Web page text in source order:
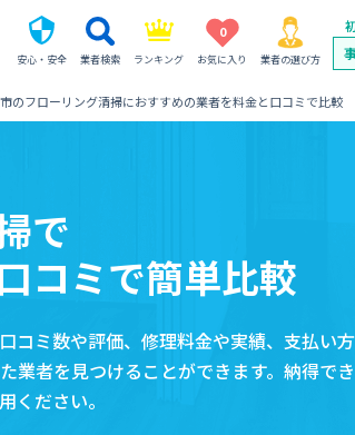
安心・安全 業者検索 ランキング
0
お気に入り 業者の選び方
のフローリング清掃におすすめの業者を料金と口コミで比較
で
コミで簡単比較
コミ数や評価、修理料金や実績、支払い
業者を見つけることができます。納得で
ください。